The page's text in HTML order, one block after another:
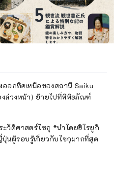
ออกทิศเหนือของสถานี Saiku
ล่วงหน้า) ย้ายไปที่พิพิธภัณฑ์
ะวัติศาสตร์ไซกุ *นำโดยฮิโรยูกิ
นผู้รอบรู้เกี่ยวกับไซกุมากที่สุด